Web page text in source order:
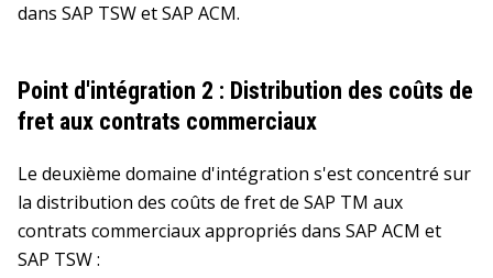
dans SAP TSW et SAP ACM.
Point d'intégration 2 : Distribution des coûts de
fret aux contrats commerciaux
Le deuxième domaine d'intégration s'est concentré sur
la distribution des coûts de fret de SAP TM aux
contrats commerciaux appropriés dans SAP ACM et
SAP TSW :